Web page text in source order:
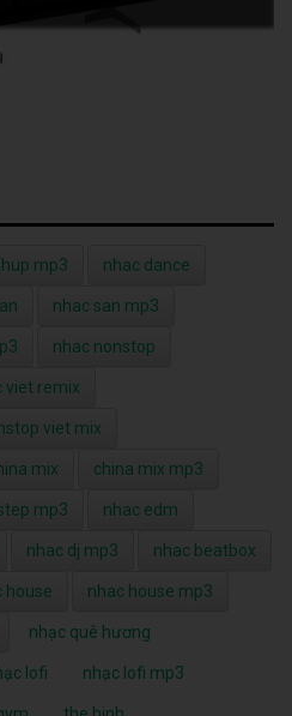
mp3 nhac dance
nhac san mp3
nhac nonstop
viet remix
viet mix
mix china mix mp3
mp3 nhac edm
nhac dj mp3 nhac beatbox
house nhac house mp3
nhạc quê hương
lofi nhạc lofi mp3